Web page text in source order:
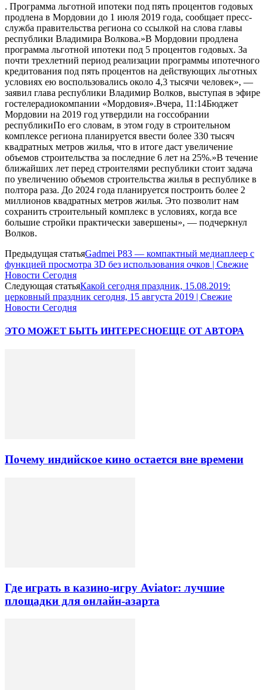
. Программа льготной ипотеки под пять процентов годовых
продлена в Мордовии до 1 июля 2019 года, сообщает пресс-
служба правительства региона со ссылкой на слова главы
республики Владимира Волкова.»В Мордовии продлена
программа льготной ипотеки под 5 процентов годовых. За
почти трехлетний период реализации программы ипотечного
кредитования под пять процентов на действующих льготных
условиях ею воспользовались около 4,3 тысячи человек», —
заявил глава республики Владимир Волков, выступая в эфире
гостелерадиокомпании «Мордовия».Вчера, 11:14Бюджет
Мордовии на 2019 год утвердили на госсобрании
республикиПо его словам, в этом году в строительном
комплексе региона планируется ввести более 330 тысяч
квадратных метров жилья, что в итоге даст увеличение
объемов строительства за последние 6 лет на 25%.»В течение
ближайших лет перед строителями республики стоит задача
по увеличению объемов строительства жилья в республике в
полтора раза. До 2024 года планируется построить более 2
миллионов квадратных метров жилья. Это позволит нам
сохранить строительный комплекс в условиях, когда все
большие стройки практически завершены», — подчеркнул
Волков.
Предыдущая статьяGadmei P83 — компактный медиаплеер с
функцией просмотра 3D без использования очков | Свежие
Новости Сегодня
Следующая статьяКакой сегодня праздник, 15.08.2019:
церковный праздник сегодня, 15 августа 2019 | Свежие
Новости Сегодня
ЭТО МОЖЕТ БЫТЬ ИНТЕРЕСНОЕЩЕ ОТ АВТОРА
Почему индийское кино остается вне времени
Где играть в казино-игру Aviator: лучшие
площадки для онлайн-азарта